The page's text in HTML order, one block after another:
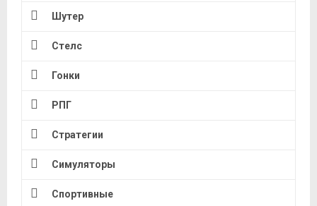
Шутер
Стелс
Гонки
РПГ
Стратегии
Симуляторы
Спортивные